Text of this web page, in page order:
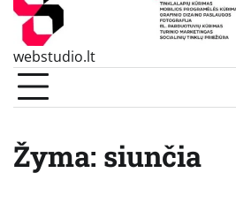
webstudio.lt
Žyma: siunčia